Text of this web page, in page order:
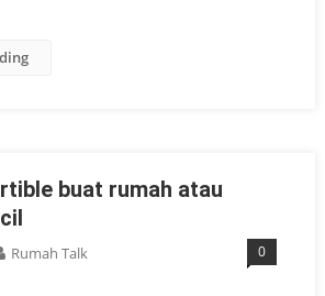
buat rumah atau
Rumah Talk 0